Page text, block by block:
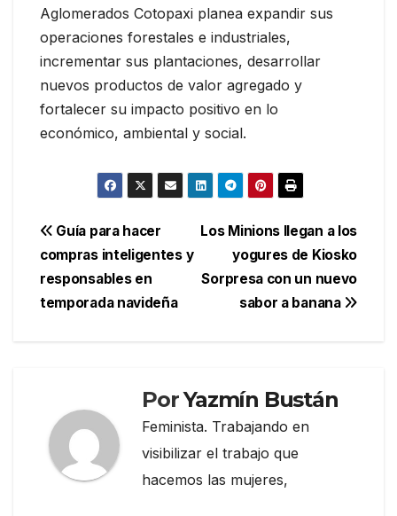
Aglomerados Cotopaxi planea expandir sus
operaciones forestales e industriales,
incrementar sus plantaciones, desarrollar
nuevos productos de valor agregado y
fortalecer su impacto positivo en lo
económico, ambiental y social.
Navegación
de
entradas
Los Minions llegan a los
yogures de Kiosko
Sorpresa con un nuevo
sabor a banana
Guía para hacer
compras inteligentes y
responsables en
temporada navideña
PorYazmín Bustán
Feminista. Trabajando en
visibilizar el trabajo que
hacemos las mujeres,